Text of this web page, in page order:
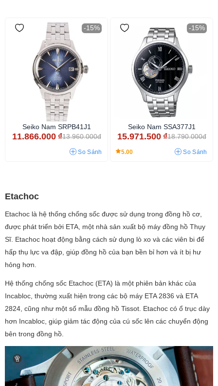
-15%
Seiko Nam SRPB41J1
11.866.000 ₫13.960.000đ
So Sánh
-15%
Seiko Nam SSA377J1
15.971.500 ₫18.790.000đ
5.00 So Sánh
Etachoc
Etachoc là hệ thống chống sốc được sử dụng trong đồng hồ cơ,
được phát triển bởi ETA, một nhà sản xuất bộ máy đồng hồ Thụy
Sĩ. Etachoc hoạt động bằng cách sử dụng lò xo và các viên bi để
hấp thụ lực va đập, giúp đồng hồ của bạn bền bỉ hơn và ít bị hư
hỏng hơn.
Hệ thống chống sốc Etachoc (ETA) là một phiên bản khác của
Incabloc, thường xuất hiện trong các bộ máy ETA 2836 và ETA
2824, cũng như một số mẫu đồng hồ Tissot. Etachoc có ổ trục dày
hơn Incabloc, giúp giảm tác động của cú sốc lên các chuyển động
bên trong đồng hồ.